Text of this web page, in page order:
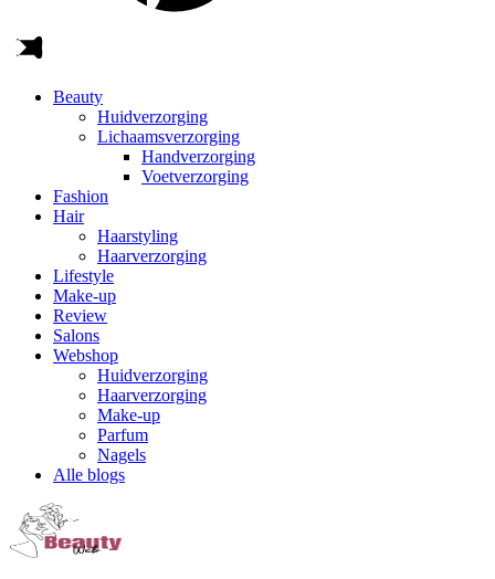
Beauty
Huidverzorging
Lichaamsverzorging
Handverzorging
Voetverzorging
Fashion
Hair
Haarstyling
Haarverzorging
Lifestyle
Make-up
Review
Salons
Webshop
Huidverzorging
Haarverzorging
Make-up
Parfum
Nagels
Alle blogs